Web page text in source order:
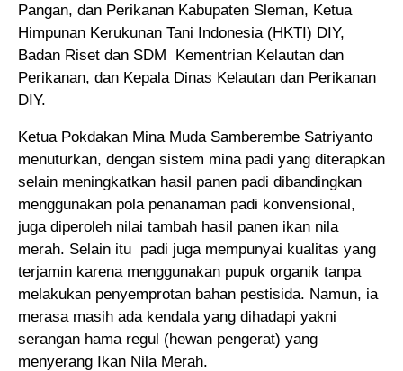
Pangan, dan Perikanan Kabupaten Sleman, Ketua
Himpunan Kerukunan Tani Indonesia (HKTI) DIY,
Badan Riset dan SDM Kementrian Kelautan dan
Perikanan, dan Kepala Dinas Kelautan dan Perikanan
DIY.
Ketua Pokdakan Mina Muda Samberembe Satriyanto
menuturkan, dengan sistem mina padi yang diterapkan
selain meningkatkan hasil panen padi dibandingkan
menggunakan pola penanaman padi konvensional,
juga diperoleh nilai tambah hasil panen ikan nila
merah. Selain itu padi juga mempunyai kualitas yang
terjamin karena menggunakan pupuk organik tanpa
melakukan penyemprotan bahan pestisida. Namun, ia
merasa masih ada kendala yang dihadapi yakni
serangan hama regul (hewan pengerat) yang
menyerang Ikan Nila Merah.